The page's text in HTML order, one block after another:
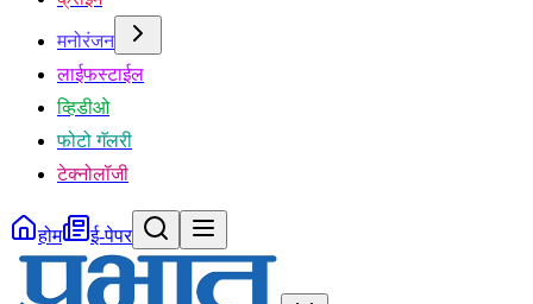
मनोरंजन
लाईफस्टाईल
व्हिडीओ
फोटो गॅलरी
टेक्नोलॉजी
होम ई-पेपर